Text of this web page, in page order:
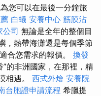
您可以在最後一分鐘旅
白蟻 安養中心 筋膜沾
公司 無論是全年的整個目
，熱帶海灘還是每個季節
合您需求的報價。 換發
”的非洲國家，在那裡，精
相遇。 西式外燴 安養院
台胞證申請流程 希臘提